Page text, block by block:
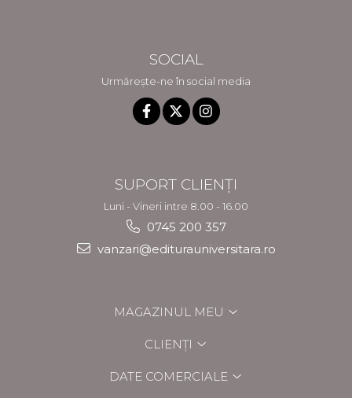
SOCIAL
Urmărește-ne în social media
SUPORT CLIENȚI
Luni - Vineri intre 8.00 - 16.00
0745 200 357
vanzari@editurauniversitara.ro
MAGAZINUL MEU
CLIENȚI
DATE COMERCIALE